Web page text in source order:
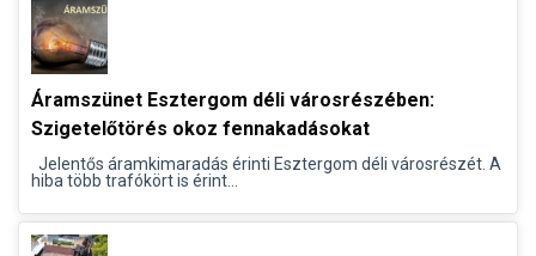
Áramszünet Esztergom déli városrészében:
Szigetelőtörés okoz fennakadásokat
Jelentős áramkimaradás érinti Esztergom déli városrészét. A
hiba több trafókört is érint...